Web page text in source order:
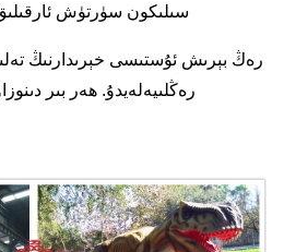
سىلىكون سۈرتۈش
رەڭ بېرىش ئۇستىسى خېرىدارنىڭ
رەڭلىيەلەيدۇ. ھەر بىر